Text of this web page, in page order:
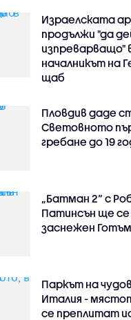
Израелската
продължи "да
изпреварващо"
началникът на
щаб
Пловдив даде
Световното
гребане до 19
„Батман 2“ с
Патинсън ще се
заснежен
Паркът на
Италия -
се преплитат